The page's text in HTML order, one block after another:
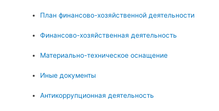
План финансово-хозяйственной деятельности
Финансово-хозяйственная деятельность
Материально-техническое оснащение
Иные документы
Антикоррупционная деятельность